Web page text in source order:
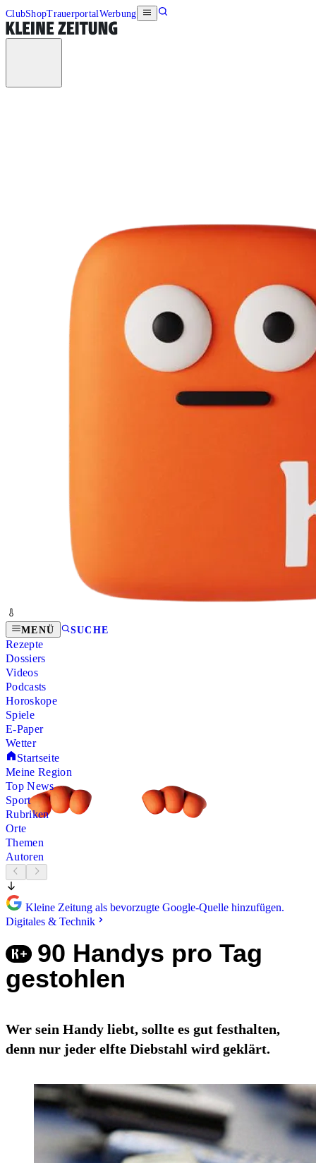
ClubShopTrauerportalWerbung
MENÜ SUCHE
Rezepte
Dossiers
Videos
Podcasts
Horoskope
Spiele
E-Paper
Wetter
Startseite
Meine Region
Top News
Sport
Rubriken
Orte
Themen
Autoren
Kleine Zeitung als bevorzugte Google-Quelle hinzufügen.
Digitales & Technik
90 Handys pro Tag
gestohlen
Wer sein Handy liebt, sollte es gut festhalten,
denn nur jeder elfte Diebstahl wird geklärt.